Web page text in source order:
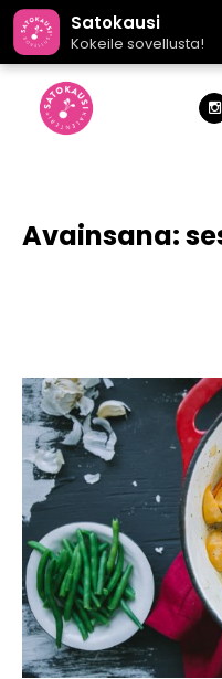
Satokausi
Kokeile sovellusta!
Avainsana: